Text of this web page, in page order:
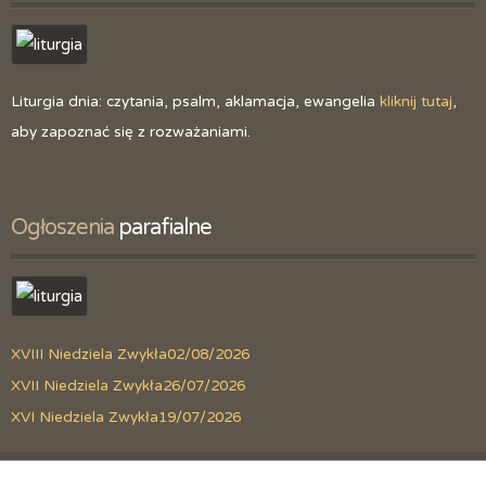
Liturgia dnia: czytania, psalm, aklamacja, ewangelia kliknij tutaj,
aby zapoznać się z rozważaniami.
Ogłoszenia parafialne
XVIII Niedziela Zwykła02/08/2026
XVII Niedziela Zwykła26/07/2026
XVI Niedziela Zwykła19/07/2026